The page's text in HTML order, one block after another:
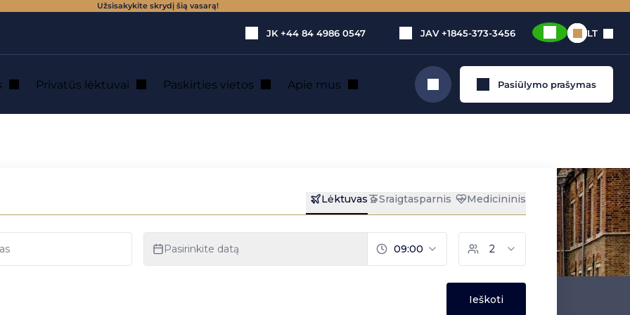
Užsisakykite skrydį šią vasarą!
JK +44 84 4986 0547 JAV +1845-373-3456 LT
Privatūs lėktuvai Paskirties vietos Apie mus Ieškoti Pasiūlymo prašymas